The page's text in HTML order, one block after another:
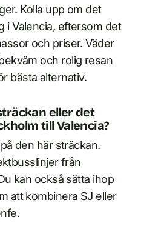
Kolla upp om det
i Valencia, eftersom det
och priser. Väder
och rolig resan
bästa alternativ.
eller det
till Valencia?
den här sträckan.
från
kan också sätta ihop
att kombinera SJ eller